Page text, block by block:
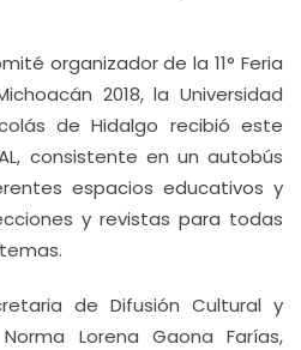
organizador de la 11° Feria
2018, la Universidad
de Hidalgo recibió este
consistente en un autobús
espacios educativos y
y revistas para todas
de Difusión Cultural y
Lorena Gaona Farías,